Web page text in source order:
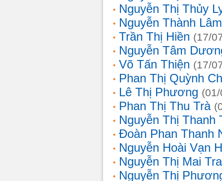
Nguyễn Thị Thủy
Nguyễn Thành Lâm
Trần Thị Hiền (17/
Nguyễn Tâm
Võ Tấn Thiện (17/
Phan Thị Quỳnh
Lê Thị Phương
Phan Thị Thu Trà
Nguyễn Thị Thanh
Đoàn Phan Thanh
Nguyễn Hoài Vạn
Nguyễn Thị Mai
Nguyễn Thị